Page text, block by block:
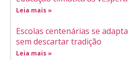
Leia mais »
Escolas centenárias se
sem descartar tradição
Leia mais »